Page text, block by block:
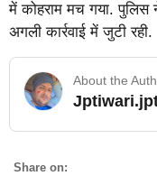
में कोहराम मच गया.
अगली कार्रवाई में जुटी रही.
About the
Share on: